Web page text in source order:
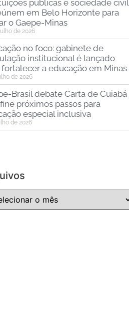
públicas e sociedade civil
em Belo Horizonte para
o Gaepe-Minas
de 2026
no foco: gabinete de
institucional é lançado
fortalecer a educação em Minas
de 2026
Brasil debate Carta de Cuiabá
próximos passos para
especial inclusiva
de 2026